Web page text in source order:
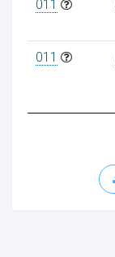
011
011